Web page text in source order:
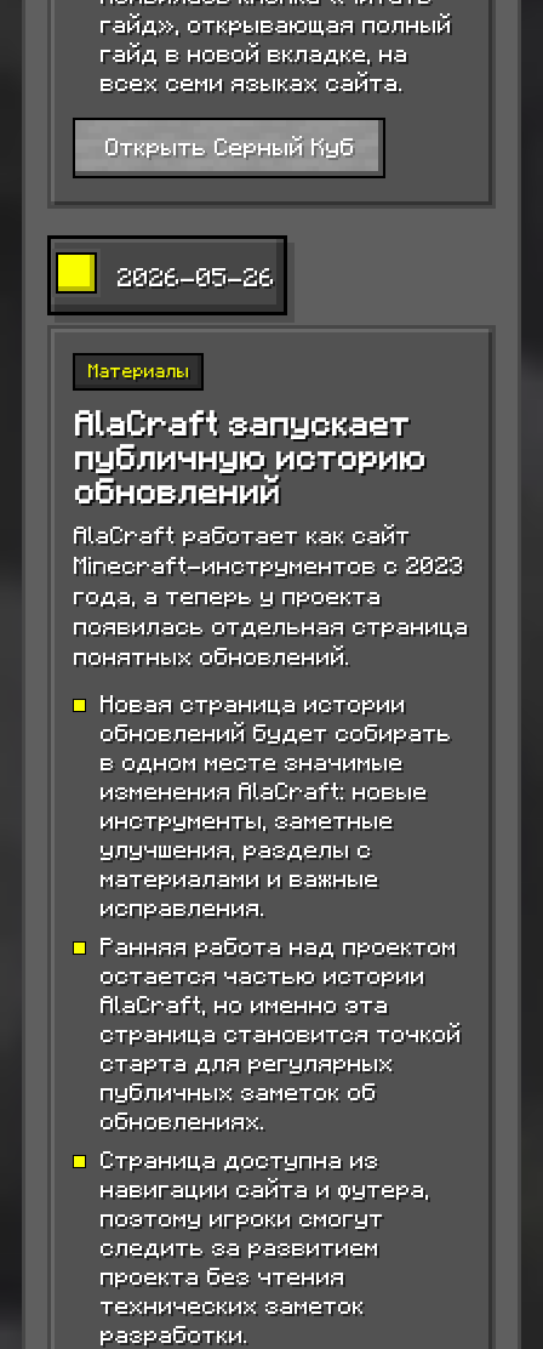
гайд», открывающая полный
гайд в новой вкладке, на
всех семи языках сайта.
Открыть Серный Куб
2026-05-26
Материалы
AlaCraft запускает
публичную историю
обновлений
AlaCraft работает как сайт
Minecraft-инструментов с 2023
года, а теперь у проекта
появилась отдельная страница
понятных обновлений.
Новая страница истории
обновлений будет собирать
в одном месте значимые
изменения AlaCraft: новые
инструменты, заметные
улучшения, разделы с
материалами и важные
исправления.
Ранняя работа над проектом
остается частью истории
AlaCraft, но именно эта
страница становится точкой
старта для регулярных
публичных заметок об
обновлениях.
Страница доступна из
навигации сайта и футера,
поэтому игроки смогут
следить за развитием
проекта без чтения
технических заметок
разработки.